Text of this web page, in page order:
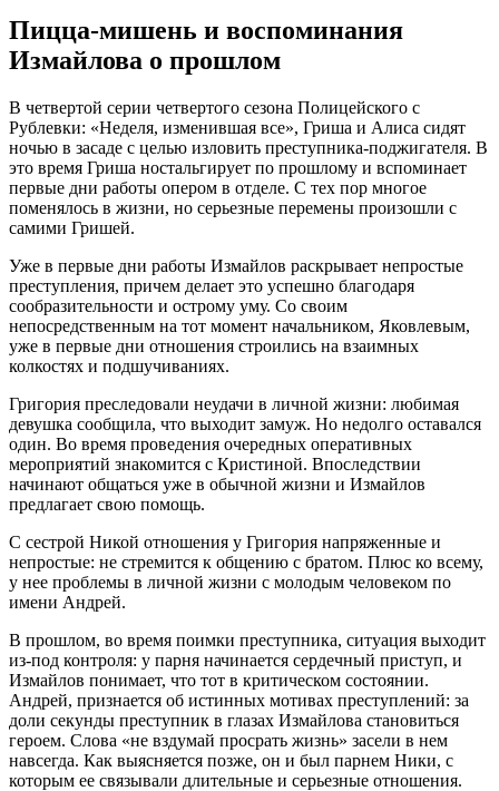
Пицца-мишень и воспоминания
Измайлова о прошлом
В четвертой серии четвертого сезона Полицейского с
Рублевки: «Неделя, изменившая все», Гриша и Алиса сидят
ночью в засаде с целью изловить преступника-поджигателя. В
это время Гриша ностальгирует по прошлому и вспоминает
первые дни работы опером в отделе. С тех пор многое
поменялось в жизни, но серьезные перемены произошли с
самими Гришей.
Уже в первые дни работы Измайлов раскрывает непростые
преступления, причем делает это успешно благодаря
сообразительности и острому уму. Со своим
непосредственным на тот момент начальником, Яковлевым,
уже в первые дни отношения строились на взаимных
колкостях и подшучиваниях.
Григория преследовали неудачи в личной жизни: любимая
девушка сообщила, что выходит замуж. Но недолго оставался
один. Во время проведения очередных оперативных
мероприятий знакомится с Кристиной. Впоследствии
начинают общаться уже в обычной жизни и Измайлов
предлагает свою помощь.
С сестрой Никой отношения у Григория напряженные и
непростые: не стремится к общению с братом. Плюс ко всему,
у нее проблемы в личной жизни с молодым человеком по
имени Андрей.
В прошлом, во время поимки преступника, ситуация выходит
из-под контроля: у парня начинается сердечный приступ, и
Измайлов понимает, что тот в критическом состоянии.
Андрей, признается об истинных мотивах преступлений: за
доли секунды преступник в глазах Измайлова становиться
героем. Слова «не вздумай просрать жизнь» засели в нем
навсегда. Как выясняется позже, он и был парнем Ники, с
которым ее связывали длительные и серьезные отношения.